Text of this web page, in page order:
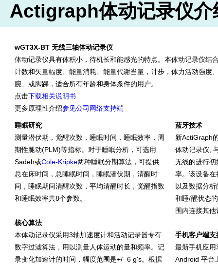
Actigraph体动记录仪介
wGT3X-BT 无线三轴体动记录仪
体动记录仪具有体积小，待机长和能感光的特点。本体动记录仪
计数和矢量幅度、能量消耗、能量代谢当量，计步，体力活动强
腕、或脚踝，适合所有年龄和身体条件的用户。
点击下载相关说明书
更多原理性介绍参见公司网络支持端
睡眠研究
测量潜伏期，觉醒次数，睡眠时间，睡眠效率，周
期性腿动(PLM)等指标。对于睡眠分析，可选用
Sadeh或Cole-Kripke两种睡眠分期算法，可提供
总在床时间，总睡眠时间，睡眠潜伏期，清醒时
间，睡眠期间清醒次数，平均清醒时长，觉醒指数
和睡眠效率共8个参数。
核心算法
本体动记录仪采用3轴加速度计和活动记录器专有
数字过滤算法，用以测量人体运动的量和频率。记
录变化加速计的时间，幅度范围是+/- 6 g's。根据
蓝牙技术
新ActiGraph
体动记录仪,
无线的进行
率。该设备
以及数据分
和睡/醒状态
围内连接其
手机客户端支
最新手机应
Android 平台